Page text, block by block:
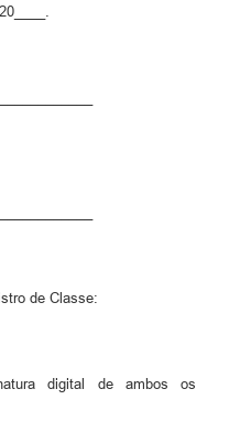
de Classe:
digital de ambos os